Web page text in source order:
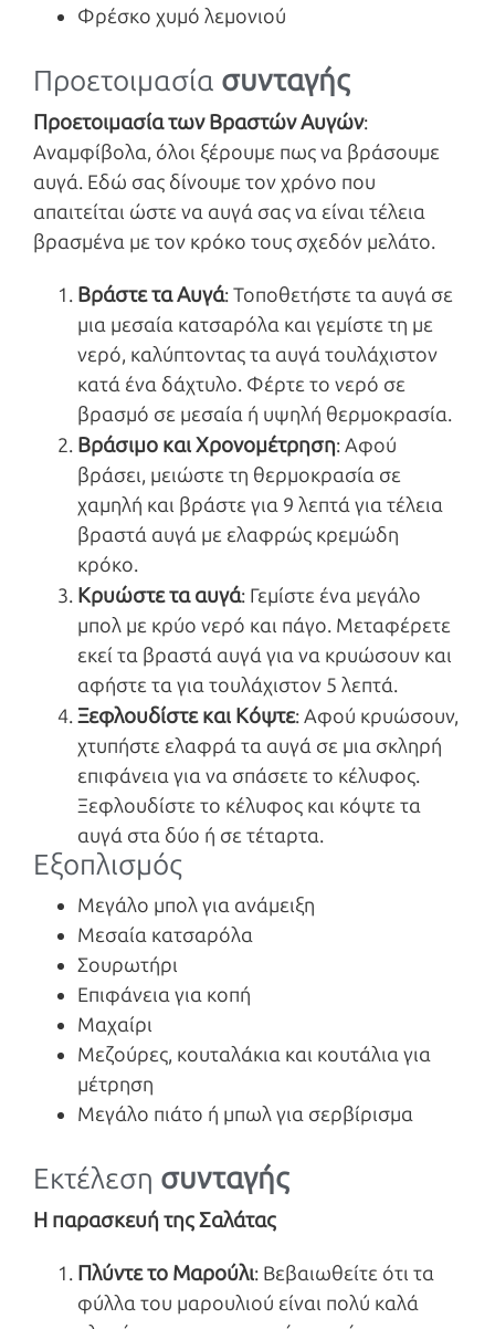
Φρέσκο χυμό λεμονιού
Προετοιμασία συνταγής
Προετοιμασία των Βραστών Αυγών:
Αναμφίβολα, όλοι ξέρουμε πως να βράσουμε
αυγά. Εδώ σας δίνουμε τον χρόνο που
απαιτείται ώστε να αυγά σας να είναι τέλεια
βρασμένα με τον κρόκο τους σχεδόν μελάτο.
Βράστε τα Αυγά: Τοποθετήστε τα αυγά σε
μια μεσαία κατσαρόλα και γεμίστε τη με
νερό, καλύπτοντας τα αυγά τουλάχιστον
κατά ένα δάχτυλο. Φέρτε το νερό σε
βρασμό σε μεσαία ή υψηλή θερμοκρασία.
Βράσιμο και Χρονομέτρηση: Αφού
βράσει, μειώστε τη θερμοκρασία σε
χαμηλή και βράστε για 9 λεπτά για τέλεια
βραστά αυγά με ελαφρώς κρεμώδη
κρόκο.
Κρυώστε τα αυγά: Γεμίστε ένα μεγάλο
μπολ με κρύο νερό και πάγο. Μεταφέρετε
εκεί τα βραστά αυγά για να κρυώσουν και
αφήστε τα για τουλάχιστον 5 λεπτά.
Ξεφλουδίστε και Κόψτε: Αφού κρυώσουν,
χτυπήστε ελαφρά τα αυγά σε μια σκληρή
επιφάνεια για να σπάσετε το κέλυφος.
Ξεφλουδίστε το κέλυφος και κόψτε τα
αυγά στα δύο ή σε τέταρτα.
Εξοπλισμός
Μεγάλο μπολ για ανάμειξη
Μεσαία κατσαρόλα
Σουρωτήρι
Επιφάνεια για κοπή
Μαχαίρι
Μεζούρες, κουταλάκια και κουτάλια για
μέτρηση
Μεγάλο πιάτο ή μπωλ για σερβίρισμα
Εκτέλεση συνταγής
Η παρασκευή της Σαλάτας
Πλύντε το Μαρούλι: Βεβαιωθείτε ότι τα
φύλλα του μαρουλιού είναι πολύ καλά